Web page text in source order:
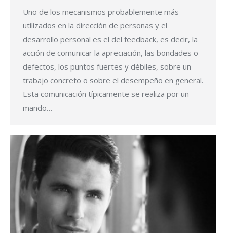
Uno de los mecanismos probablemente más
utilizados en la dirección de personas y el
desarrollo personal es el del feedback, es decir, la
acción de comunicar la apreciación, las bondades o
defectos, los puntos fuertes y débiles, sobre un
trabajo concreto o sobre el desempeño en general.
Esta comunicación típicamente se realiza por un
mando…